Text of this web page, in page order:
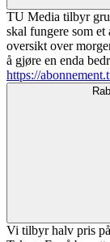
TU Media tilbyr
skal fungere som et
oversikt over
å gjøre en enda
https://
Vi tilbyr halv pris